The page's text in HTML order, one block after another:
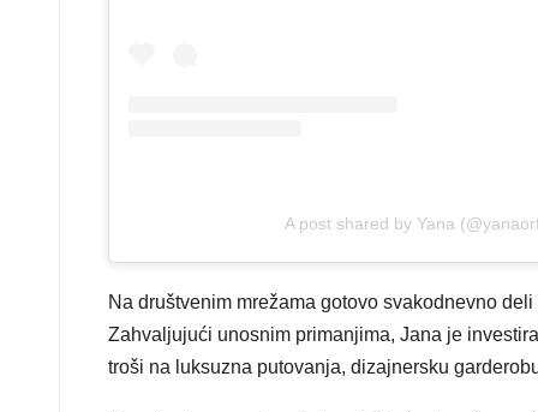
A post shared by Yana
Na društvenim mrežama gotovo svakodnevno
Zahvaljujući unosnim primanjima, Jana je
troši na luksuzna putovanja, dizajnersku